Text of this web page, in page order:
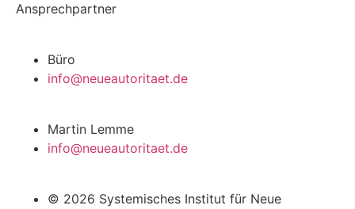
Ansprechpartner
Büro
info@neueautoritaet.de
Martin Lemme
info@neueautoritaet.de
© 2026 Systemisches Institut für Neue